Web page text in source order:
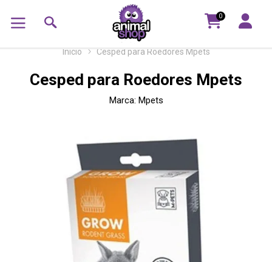
0
Inicio Cesped para Roedores Mpets
Cesped para Roedores Mpets
Marca: Mpets